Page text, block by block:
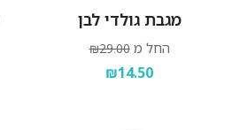
מגבת גולדי לבן
החל מ ₪29.00
₪14.50